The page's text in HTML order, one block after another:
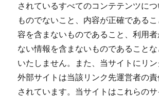
されているすべてのコンテテンツに
ものでないこと、内容が正確である
容を含まないものであること、利用
ない情報を含まないものであること
いたしません。また、当サイトにリ
外部サイトは当該リンク先運営者の
されています。当サイトはこれらの